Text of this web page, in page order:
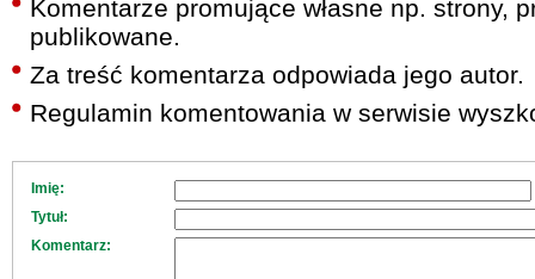
Komentarze promujące własne np. strony,
publikowane.
Za treść komentarza odpowiada jego autor.
Regulamin komentowania w serwisie
Imię:
Tytuł:
Komentarz: